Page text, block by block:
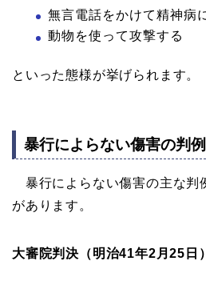
無言電話をかけて精神病
動物を使って攻撃する
といった態様が挙げられます。
暴行によらない傷害の判例
暴行によらない傷害の主な判
があります。
大審院判決（明治41年2月25日）